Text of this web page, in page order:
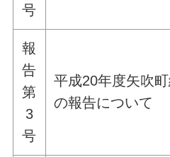
号
報
告
第
3
号
平成20年度矢吹
の報告について